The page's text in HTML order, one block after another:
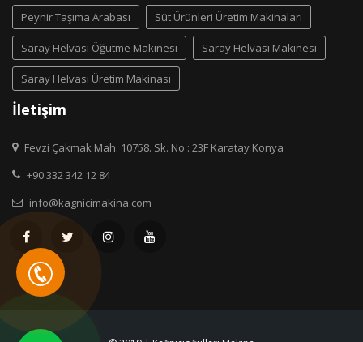
Peynir Taşıma Arabası Süt Ürünleri Üretim Makinaları
Saray Helvası Öğütme Makinesi Saray Helvası Makinesi
Saray Helvası Üretim Makinası
İletişim
Fevzi Çakmak Mah. 10758. Sk. No : 23F Karatay Konya
+90 332 342 12 84
info@kagnicimakina.com